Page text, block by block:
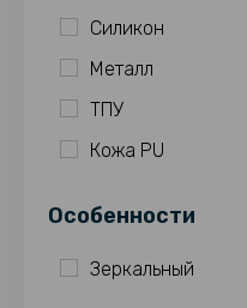
Силикон
Металл
ТПУ
Кожа PU
Особенности
Зеркальный